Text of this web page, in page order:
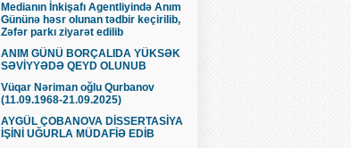
Medianın İnkişafı Agentliyində Anım
Gününə həsr olunan tədbir keçirilib,
Zəfər parkı ziyarət edilib
ANIM GÜNÜ BORÇALIDA YÜKSƏK
SƏVİYYƏDƏ QEYD OLUNUB
Vüqar Nəriman oğlu Qurbanov
(11.09.1968-21.09.2025)
AYGÜL ÇOBANOVA DİSSERTASİYA
İŞİNİ UĞURLA MÜDAFİƏ EDİB